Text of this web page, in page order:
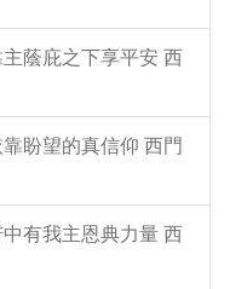
蔭庇之下享平安 西
盼望的真信仰 西門
有我主恩典力量 西